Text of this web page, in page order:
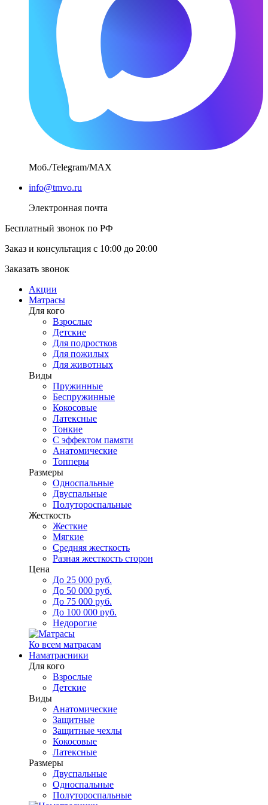
Моб./Telegram/MAX
info@tmvo.ru
Электронная почта
Бесплатный звонок по РФ
Заказ и консультация с 10:00 до 20:00
Заказать звонок
Акции
Матрасы
Для кого
Взрослые
Детские
Для подростков
Для пожилых
Для животных
Виды
Пружинные
Беспружинные
Кокосовые
Латексные
Тонкие
С эффектом памяти
Анатомические
Топперы
Размеры
Односпальные
Двуспальные
Полутороспальные
Жесткость
Жесткие
Мягкие
Средняя жесткость
Разная жесткость сторон
Цена
До 25 000 руб.
До 50 000 руб.
До 75 000 руб.
До 100 000 руб.
Недорогие
Ко всем матрасам
Наматрасники
Для кого
Взрослые
Детские
Виды
Анатомические
Защитные
Защитные чехлы
Кокосовые
Латексные
Размеры
Двуспальные
Односпальные
Полутороспальные